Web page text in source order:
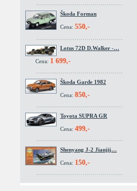
Škoda Forman
Cena: 550,-
Lotus 72D D.Walker -…
Cena: 1 699,-
Škoda Garde 1982
Cena: 850,-
Toyota SUPRA GR
Cena: 499,-
Shenyang J-2 Jianjij…
Cena: 150,-